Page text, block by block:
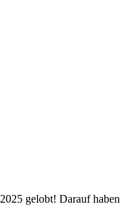
gelobt! Darauf